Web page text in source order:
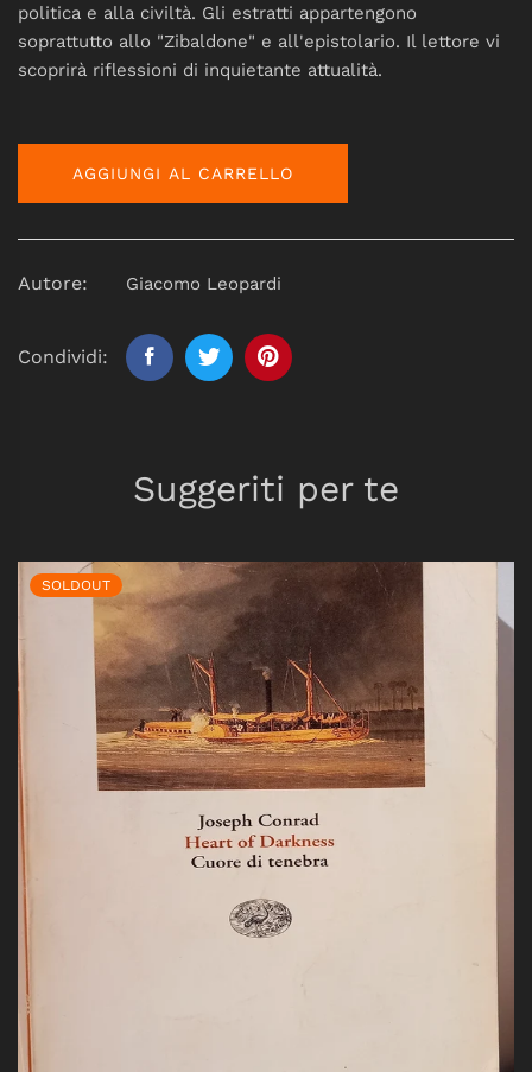
politica e alla civiltà. Gli estratti appartengono
soprattutto allo "Zibaldone" e all'epistolario. Il lettore vi
scoprirà riflessioni di inquietante attualità.
AGGIUNGI AL CARRELLO
Autore: Giacomo Leopardi
Condividi:
Suggeriti per te
SOLDOUT